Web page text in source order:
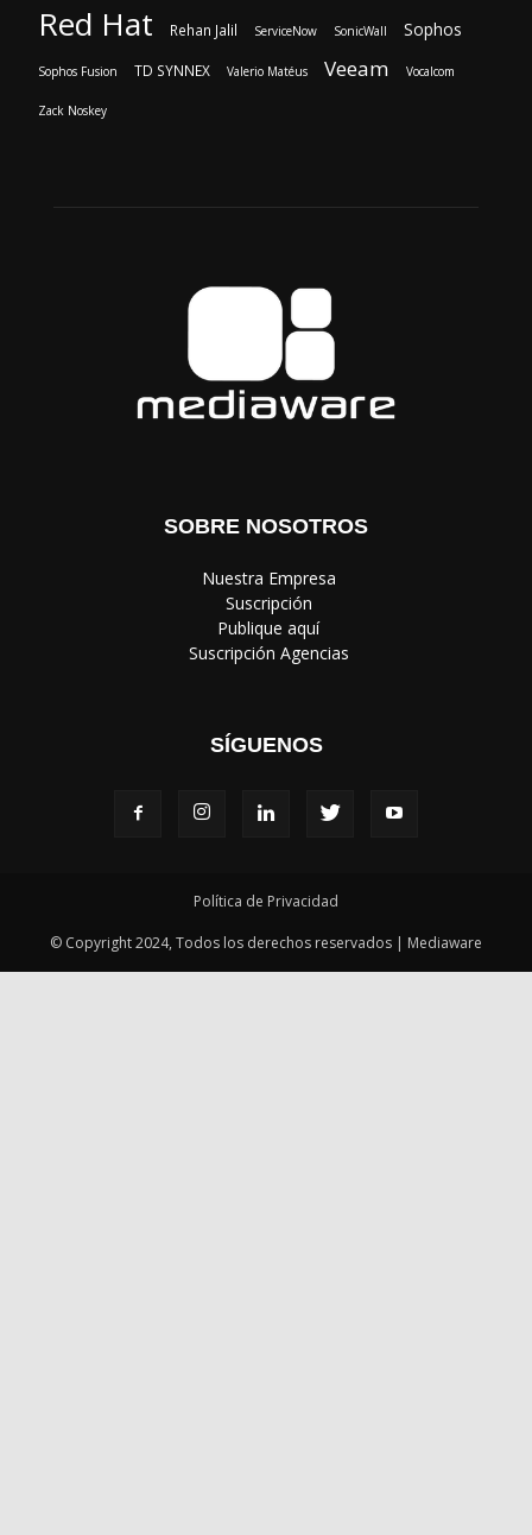
Red Hat Rehan Jalil ServiceNow SonicWall Sophos
Sophos Fusion TD SYNNEX Valerio Matéus Veeam Vocalcom
Zack Noskey
SOBRE NOSOTROS
‎ Nuestra Empresa
‎ Suscripción
‎ Publique aquí
‎ Suscripción Agencias
SÍGUENOS
Política de Privacidad
© Copyright 2024, Todos los derechos reservados | Mediaware